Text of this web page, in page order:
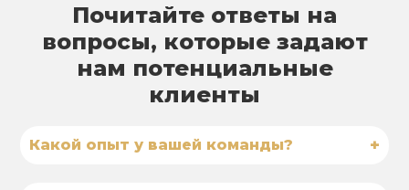
Почитайте ответы на
вопросы, которые задают
нам потенциальные
клиенты
Какой опыт у вашей команды? +